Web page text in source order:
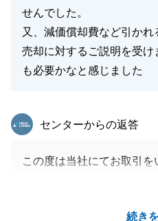
せんでした。
又、減価償却費など引かれ
売却に対するご説明を受
も必要かなと感じました
続き
東急リバブル
センターからの返答
この度は当社にてお取引
し訳ございませんでした。